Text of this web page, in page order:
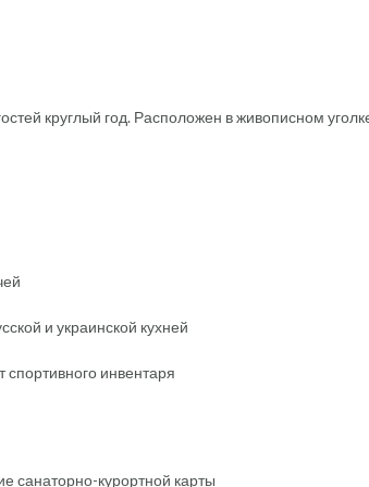
круглый год. Расположен в живописном
и украинской кухней
инвентаря
санаторно-курортной карты